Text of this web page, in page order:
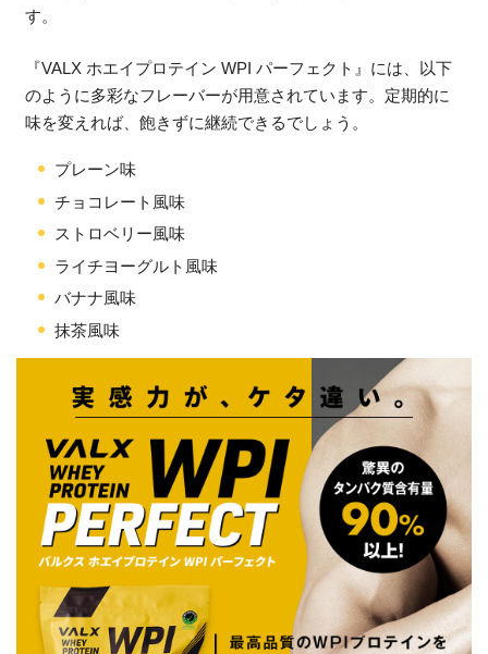
す。
『VALX ホエイプロテイン WPI パーフェクト』には、以下
のように多彩なフレーバーが用意されています。定期的に
味を変えれば、飽きずに継続できるでしょう。
プレーン味
チョコレート風味
ストロベリー風味
ライチヨーグルト風味
バナナ風味
抹茶風味